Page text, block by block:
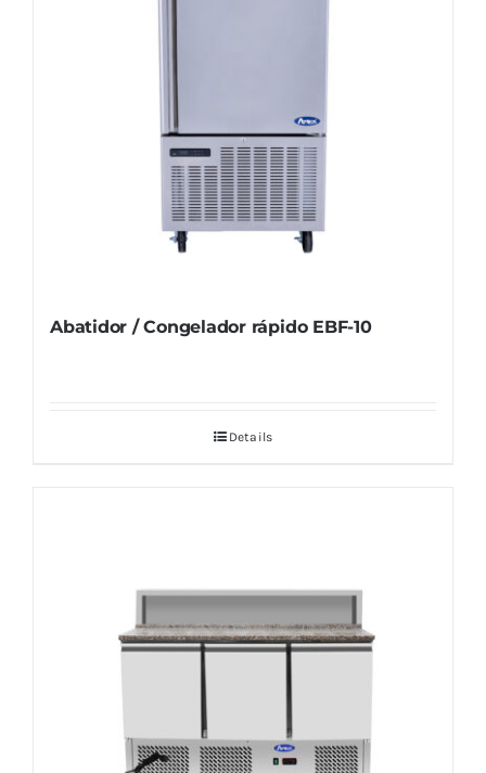
Abatidor / Congelador rápido EBF-10
Details